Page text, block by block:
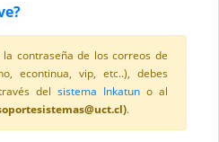
la contraseña de los correos de
econtinua, vip, etc..), debes
del sistema Inkatun o al
.